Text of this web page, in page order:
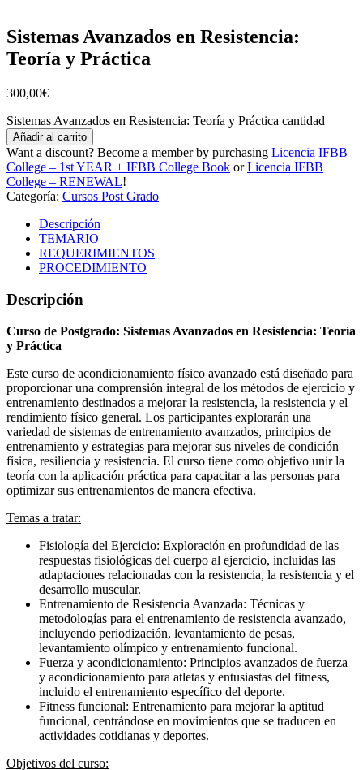
Sistemas Avanzados en Resistencia:
Teoría y Práctica
300,00€
Sistemas Avanzados en Resistencia: Teoría y Práctica cantidad
Añadir al carrito
Want a discount? Become a member by purchasing Licencia IFBB
College – 1st YEAR + IFBB College Book orLicencia IFBB
College – RENEWAL!
Categoría: Cursos Post Grado
Descripción
TEMARIO
REQUERIMIENTOS
PROCEDIMIENTO
Descripción
Curso de Postgrado: Sistemas Avanzados en Resistencia: Teoría
y Práctica
Este curso de acondicionamiento físico avanzado está diseñado para
proporcionar una comprensión integral de los métodos de ejercicio y
entrenamiento destinados a mejorar la resistencia, la resistencia y el
rendimiento físico general. Los participantes explorarán una
variedad de sistemas de entrenamiento avanzados, principios de
entrenamiento y estrategias para mejorar sus niveles de condición
física, resiliencia y resistencia. El curso tiene como objetivo unir la
teoría con la aplicación práctica para capacitar a las personas para
optimizar sus entrenamientos de manera efectiva.
Temas a tratar:
Fisiología del Ejercicio: Exploración en profundidad de las
respuestas fisiológicas del cuerpo al ejercicio, incluidas las
adaptaciones relacionadas con la resistencia, la resistencia y el
desarrollo muscular.
Entrenamiento de Resistencia Avanzada: Técnicas y
metodologías para el entrenamiento de resistencia avanzado,
incluyendo periodización, levantamiento de pesas,
levantamiento olímpico y entrenamiento funcional.
Fuerza y acondicionamiento: Principios avanzados de fuerza
y acondicionamiento para atletas y entusiastas del fitness,
incluido el entrenamiento específico del deporte.
Fitness funcional: Entrenamiento para mejorar la aptitud
funcional, centrándose en movimientos que se traducen en
actividades cotidianas y deportes.
Objetivos del curso: